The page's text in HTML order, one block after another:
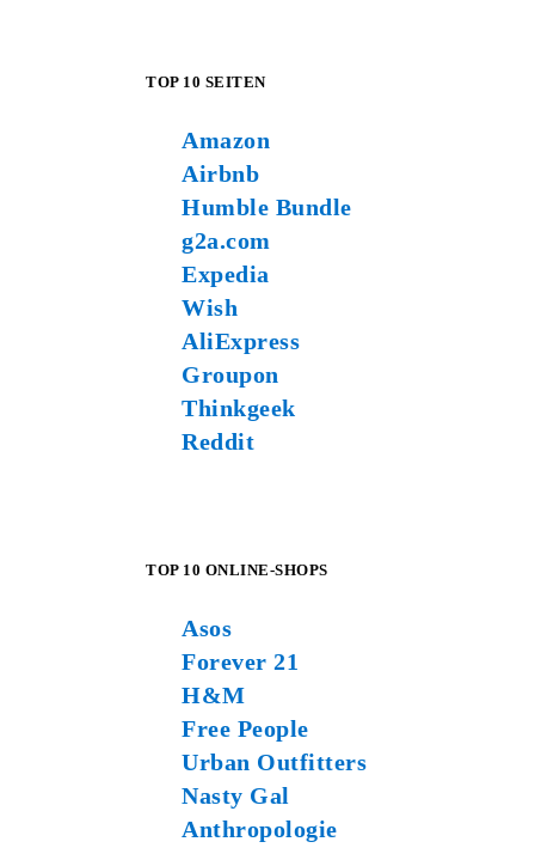
TOP 10 SEITEN
Amazon
Airbnb
Humble Bundle
g2a.com
Expedia
Wish
AliExpress
Groupon
Thinkgeek
Reddit
TOP 10 ONLINE-SHOPS
Asos
Forever 21
H&M
Free People
Urban Outfitters
Nasty Gal
Anthropologie